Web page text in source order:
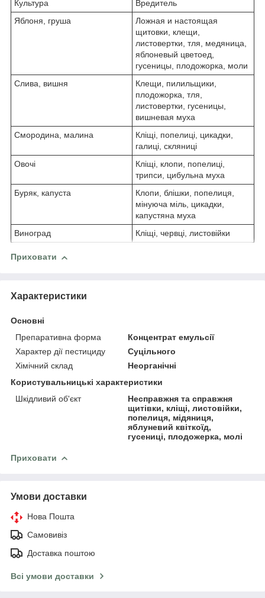
Культура
Вредитель
Яблоня, груша
Ложная и настоящая
щитовки, клещи,
листовертки, тля, медяница,
яблоневый цветоед,
гусеницы, плодожорка, моли
Слива, вишня
Клещи, пилильщики,
плодожорка, тля,
листовертки, гусеницы,
вишневая муха
Смородина, малина
Кліщі, попелиці, цикадки,
галиці, скляниці
Овочі
Кліщі, клопи, попелиці,
трипси, цибульна муха
Буряк, капуста
Клопи, блішки, попелиця,
мінуюча міль, цикадки,
капустяна муха
Виноград
Кліщі, червці, листовійки
Приховати
Характеристики
Основні
Препаративна форма
Концентрат емульсії
Характер дії пестициду
Суцільного
Хімічний склад
Неорганічні
Користувальницькі характеристики
Шкідливий об'єкт
Несправжня та справжня
щитівки, кліщі, листовійки,
попелиця, мідяниця,
яблуневий квіткоїд,
гусениці, плодожерка, молі
Приховати
Умови доставки
Нова Пошта
Самовивіз
Доставка поштою
Всі умови доставки